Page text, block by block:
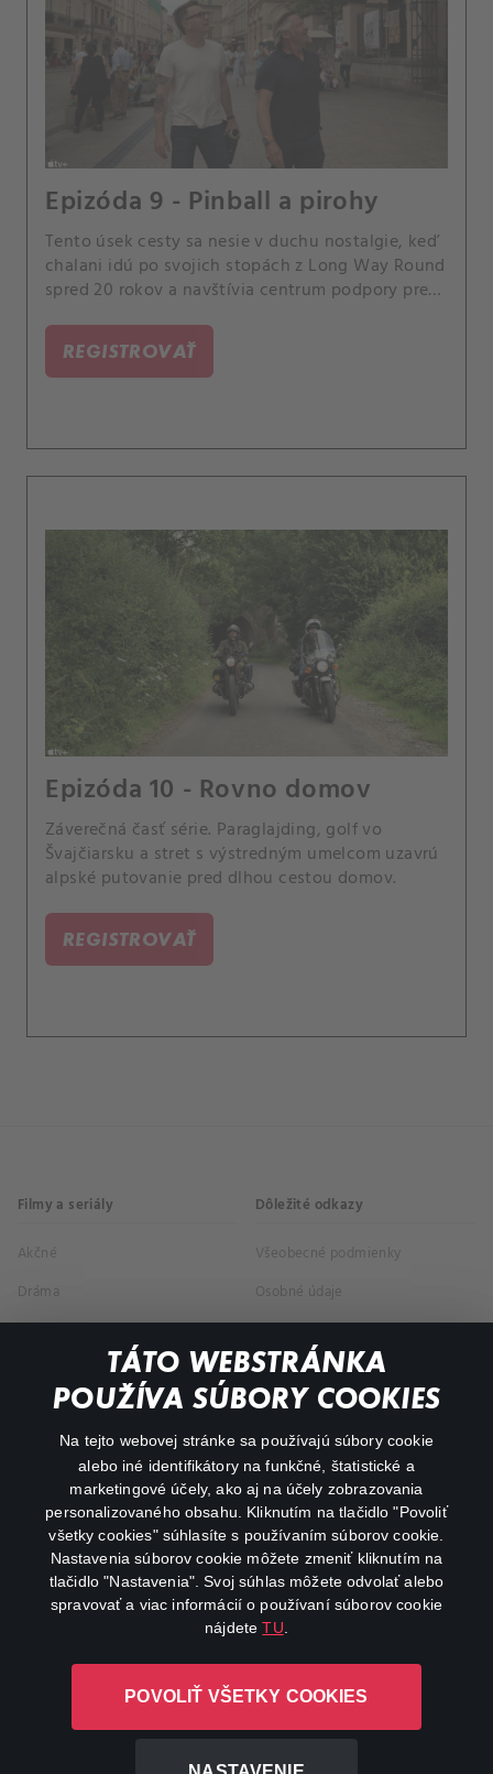
TÁTO WEBSTRÁNKA
POUŽÍVA SÚBORY COOKIES
Na tejto webovej stránke sa používajú súbory cookie
alebo iné identifikátory na funkčné, štatistické a
marketingové účely, ako aj na účely zobrazovania
personalizovaného obsahu. Kliknutím na tlačidlo "Povoliť
všetky cookies" súhlasíte s používaním súborov cookie.
Nastavenia súborov cookie môžete zmeniť kliknutím na
tlačidlo "Nastavenia". Svoj súhlas môžete odvolať alebo
spravovať a viac informácií o používaní súborov cookie
nájdeteTU
POVOLIŤ VŠETKY COOKIES
Epizóda 9 - Pinball a pirohy
Tento úsek cesty sa nesie v duchu nostalgie, keď
chalani idú po svojich stopách z Long Way Round
spred 20 rokov a navštívia centrum podpory pre
REGISTROVAŤ
Epizóda 10 - Rovno domov
Záverečná časť série. Paraglajding, golf vo
Švajčiarsku a stret s výstredným umelcom uzavrú
alpské putovanie pred dlhou cestou domov.
REGISTROVAŤ
Filmy a seriály
Akčné
Dráma
Dokumentárne
Dôležité odkazy
Všeobecné podmienky
Osobné údaje
O aplikácii Canal+
Canal+ Luxembourg S. à r.l. so sídlom Rue Albert Borschette 4,